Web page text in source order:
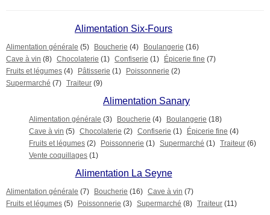
Alimentation Six-Fours
Alimentation générale (5) Boucherie (4) Boulangerie (16)
Cave à vin (8) Chocolaterie (1) Confiserie (1) Épicerie fine (7)
Fruits et légumes (4) Pâtisserie (1) Poissonnerie (2)
Supermarché (7) Traiteur (9)
Alimentation Sanary
Alimentation générale (3) Boucherie (4) Boulangerie (18)
Cave à vin (5) Chocolaterie (2) Confiserie (1) Épicerie fine (4)
Fruits et légumes (2) Poissonnerie (1) Supermarché (1) Traiteur (6)
Vente coquillages (1)
Alimentation La Seyne
Alimentation générale (7) Boucherie (16) Cave à vin (7)
Fruits et légumes (5) Poissonnerie (3) Supermarché (8) Traiteur (11)